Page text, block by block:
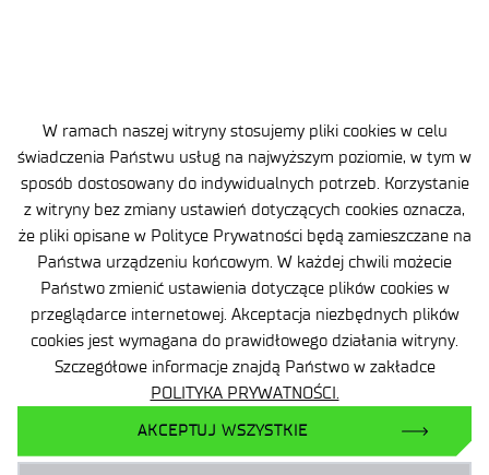
W ramach naszej witryny stosujemy pliki cookies w celu
świadczenia Państwu usług na najwyższym poziomie, w tym w
sposób dostosowany do indywidualnych potrzeb. Korzystanie
z witryny bez zmiany ustawień dotyczących cookies oznacza,
że pliki opisane w Polityce Prywatności będą zamieszczane na
Państwa urządzeniu końcowym. W każdej chwili możecie
Państwo zmienić ustawienia dotyczące plików cookies w
przeglądarce internetowej. Akceptacja niezbędnych plików
cookies jest wymagana do prawidłowego działania witryny.
Szczegółowe informacje znajdą Państwo w zakładce
POLITYKA PRYWATNOŚCI.
AKCEPTUJ WSZYSTKIE
2026-08-01 3 MIN
100 lat Łukasiewicz – Instytutu
Lotnictwa. Wiek innowacji polskiego
lotnictwa i astronautyki